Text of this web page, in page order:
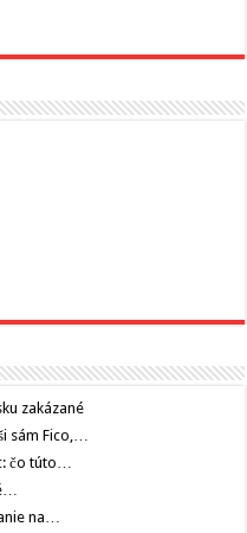
zakázané
sám Fico,…
čo túto…
na…